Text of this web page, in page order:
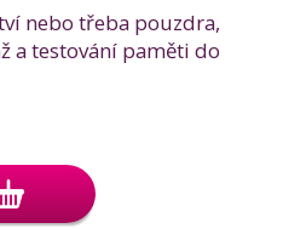
nebo třeba pouzdra,
a testování paměti do